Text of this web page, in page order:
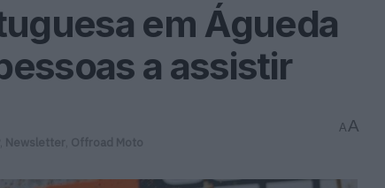
em Águeda
a assistir
Newsletter Offroad Moto
AA